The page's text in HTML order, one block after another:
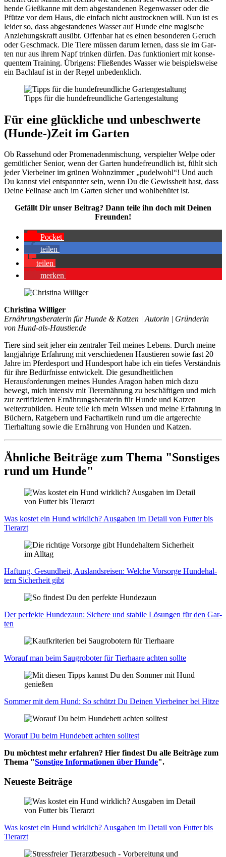
hen­de Gieß­kan­ne mit dem abge­stan­de­nen Regen­was­ser oder die
Pfüt­ze vor dem Haus, die ein­fach nicht aus­trock­nen will. Nun ist es
lei­der so, dass abge­stan­de­nes Was­ser auf Hun­de eine magi­sche
Anzie­hungs­kraft aus­übt. Offen­bar hat es einen beson­de­ren Geruch
oder Geschmack. Die Tie­re müs­sen dar­um ler­nen, dass sie im Gar­
ten nur aus ihrem Napf trin­ken dür­fen. Das funk­tio­niert mit kon­se­
quen­tem Trai­ning. Übri­gens: Flie­ßen­des Was­ser wie bei­spiels­wei­se
ein Bach­lauf ist in der Regel unbe­denk­lich.
Tipps für die hun­de­freund­li­che Gar­ten­ge­stal­tung
Für eine glück­li­che und unbe­schwer­te
(Hunde-)Zeit im Gar­ten
Ob Ras­se­hund oder Pro­me­na­den­mi­schung, ver­spiel­ter Wel­pe oder
gemüt­li­cher Seni­or, wenn der Gar­ten hun­de­freund­lich ist, fühlt sich
jeder Vier­bei­ner im grü­nen Wohn­zim­mer „pudel­wohl“! Und auch
Du kannst viel ent­spann­ter sein, wenn Du die Gewiss­heit hast, dass
Dei­ne Fell­na­se auch im Gar­ten sicher und wohl­be­hü­tet ist.
Gefällt Dir unser Bei­trag? Dann tei­le ihn doch mit Dei­nen
Freun­den!
Pocket
tei­len
tei­len
mer­ken
Christina Williger
Ernährungsberaterin für Hunde & Katzen | Autorin | Gründerin
von Hund-als-Haustier.de
Tiere sind seit jeher ein zentraler Teil meines Lebens. Durch meine
langjährige Erfahrung mit verschiedenen Haustieren sowie fast 20
Jahre im Pferdesport und Hundesport habe ich ein tiefes Verständnis
für ihre Bedürfnisse entwickelt. Die gesundheitlichen
Herausforderungen meines Hundes Aragon haben mich dazu
bewegt, mich intensiv mit Tierernährung zu beschäftigen und mich
zur zertifizierten Ernährungsberaterin für Hunde und Katzen
weiterzubilden. Heute teile ich mein Wissen und meine Erfahrung in
Büchern, Ratgebern und Fachartikeln rund um die artgerechte
Tierhaltung sowie die Ernährung von Hunden und Katzen.
Ähnliche Beiträge zum Thema "Sonstiges
rund um Hunde"
Was kos­tet ein Hund wirk­lich? Aus­ga­ben im Detail von Fut­ter bis
Tier­arzt
Haf­tung, Gesund­heit, Aus­lands­rei­sen: Wel­che Vor­sor­ge Hun­de­hal­
tern Sicher­heit gibt
Der per­fek­te Hun­de­zaun: Siche­re und sta­bi­le Lösun­gen für den Gar­
ten
Wor­auf man beim Saug­ro­bo­ter für Tier­haa­re ach­ten soll­te
Som­mer mit dem Hund: So schützt Du Dei­nen Vier­bei­ner bei Hit­ze
Wor­auf Du beim Hun­de­bett ach­ten soll­test
Du möchtest mehr erfahren? Hier findest Du alle Beiträge zum
Thema "Sonstige Informationen über Hunde".
Neueste Beiträge
Was kos­tet ein Hund wirk­lich? Aus­ga­ben im Detail von Fut­ter bis
Tier­arzt